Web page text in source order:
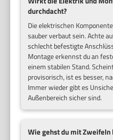
durchdacht?
Die elektrischen
sauber verbaut sein. Achte
schlecht befestigte
Montage erkennst du an
einem stabilen Stand.
provisorisch, ist es besser,
Immer wieder gibt es
Außenbereich sicher sind.
Wie gehst du mit Zweifeln